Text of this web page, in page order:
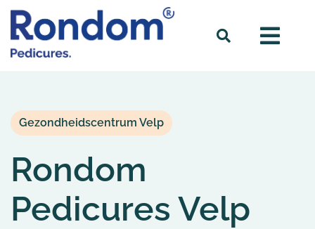
Gezondheidscentrum Velp
Rondom
Pedicures Velp